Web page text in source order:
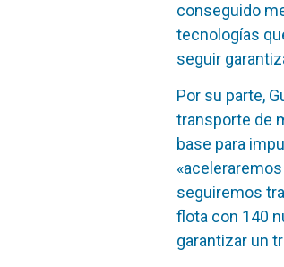
conseguido
tecnologías
seguir
Por su parte,
transporte de
base para
seguiremos
flota con 140
garantizar un